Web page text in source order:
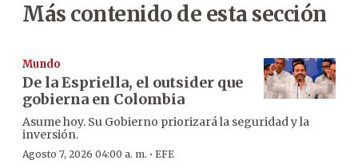
Más contenido de esta sección
Mundo
De la Espriella, el outsider que
gobierna en Colombia
Asume hoy. Su Gobierno priorizará la seguridad y la
inversión.
Agosto 7, 2026 04:00 a. m. · EFE